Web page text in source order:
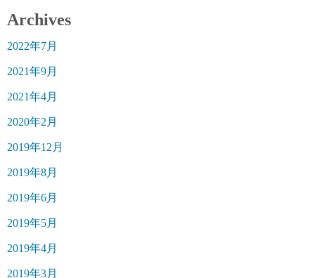
Archives
2022年7月
2021年9月
2021年4月
2020年2月
2019年12月
2019年8月
2019年6月
2019年5月
2019年4月
2019年3月